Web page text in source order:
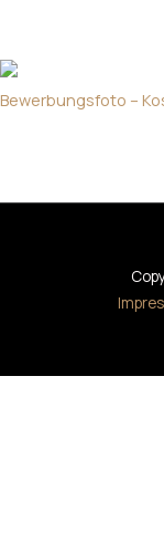
Bewerbungsfoto –